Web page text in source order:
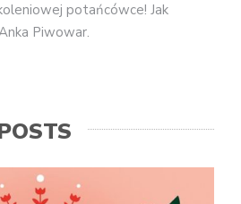
potańcówce! Jak
Piwowar.